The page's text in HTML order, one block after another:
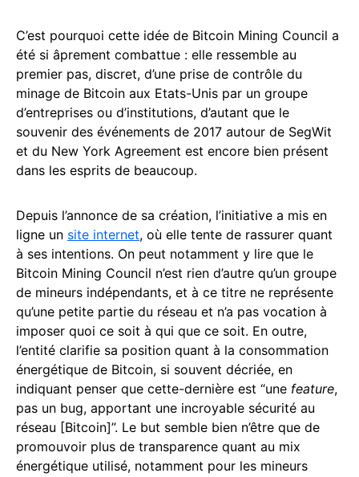
C’est pourquoi cette idée de Bitcoin Mining Council a
été si âprement combattue : elle ressemble au
premier pas, discret, d’une prise de contrôle du
minage de Bitcoin aux Etats-Unis par un groupe
d’entreprises ou d’institutions, d’autant que le
souvenir des événements de 2017 autour de SegWit
et du New York Agreement est encore bien présent
dans les esprits de beaucoup.
Depuis l’annonce de sa création, l’initiative a mis en
ligne un site internet, où elle tente de rassurer quant
à ses intentions. On peut notamment y lire que le
Bitcoin Mining Council n’est rien d’autre qu’un groupe
de mineurs indépendants, et à ce titre ne représente
qu’une petite partie du réseau et n’a pas vocation à
imposer quoi ce soit à qui que ce soit. En outre,
l’entité clarifie sa position quant à la consommation
énergétique de Bitcoin, si souvent décriée, en
indiquant penser que cette-dernière est “une feature,
pas un bug, apportant une incroyable sécurité au
réseau [Bitcoin]”. Le but semble bien n’être que de
promouvoir plus de transparence quant au mix
énergétique utilisé, notamment pour les mineurs